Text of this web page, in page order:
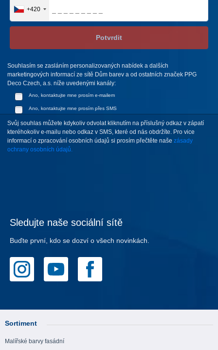
+420
Potvrdit
Souhlasím se zasláním personalizovaných nabídek a dalších
marketingových informací ze sítě Dům barev a od ostatních značek PPG
Deco Czech, a.s. níže uvedenými kanály:
Ano, kontaktujte mne prosím e-mailem
Ano, kontaktujte mne prosím přes SMS
Svůj souhlas můžete kdykoliv odvolat kliknutím na příslušný odkaz v zápatí
kteréhokoliv e-mailu nebo odkaz v SMS, které od nás obdržíte. Pro vice
informací o zpracování osobních údajů si prosím přečtěte naše zásady
ochrany osobních údajů.
Sledujte naše sociální sítě
Buďte první, kdo se dozví o všech novinkách.
Sortiment
Malířské barvy fasádní